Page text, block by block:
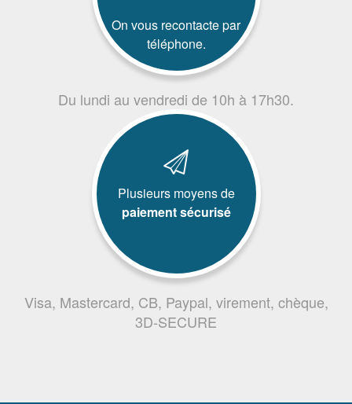
On vous recontacte par
téléphone.
Du lundi au vendredi de 10h à 17h30.
Plusieurs moyens de
paiement sécurisé
Visa, Mastercard, CB, Paypal, virement, chèque,
3D-SECURE